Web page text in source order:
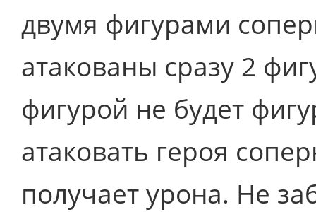
двумя фигурами
атакованы сразу 2
фигурой не будет
атаковать героя
получает урона. Не